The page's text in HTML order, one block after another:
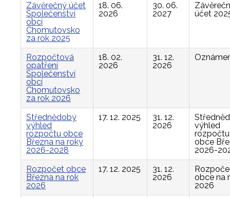
Závěrečný účet
Společenství
obcí
Chomutovsko
za rok 2025
18. 06.
2026
30. 06.
2027
účet
Rozpočtová
opatření
Společenství
obcí
Chomutovsko
za rok 2026
18. 02.
2026
31. 12.
2026
Střednědobý
výhled
rozpočtu obce
Března na roky
2026-2028
17. 12. 2025
31. 12.
2026
výhled
rozpočtu
obce
2026-
Rozpočet obce
Března na rok
2026
17. 12. 2025
31. 12.
2026
obce na
2026